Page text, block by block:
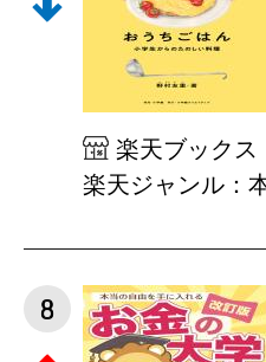
楽天ブックス
楽天ジャンル：
8